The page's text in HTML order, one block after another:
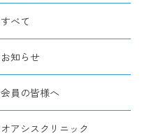
すべて
お知らせ
会員の皆様へ
オアシスクリニック